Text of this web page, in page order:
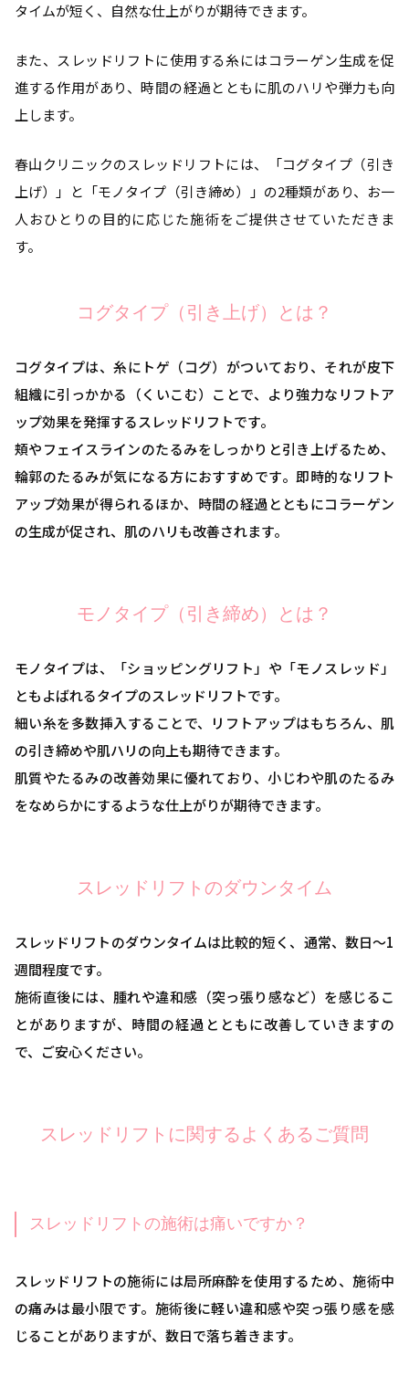
タイムが短く、自然な仕上がりが期待できます。
また、スレッドリフトに使用する糸にはコラーゲン生成を促
進する作用があり、時間の経過とともに肌のハリや弾力も向
上します。
春山クリニックのスレッドリフトには、「コグタイプ（引き
上げ）」と「モノタイプ（引き締め）」の2種類があり、お一
人おひとりの目的に応じた施術をご提供させていただきま
す。
コグタイプ（引き上げ）とは？
コグタイプは、糸にトゲ（コグ）がついており、それが皮下
組織に引っかかる（くいこむ）ことで、より強力なリフトア
ップ効果を発揮するスレッドリフトです。
頬やフェイスラインのたるみをしっかりと引き上げるため、
輪郭のたるみが気になる方におすすめです。即時的なリフト
アップ効果が得られるほか、時間の経過とともにコラーゲン
の生成が促され、肌のハリも改善されます。
モノタイプ（引き締め）とは？
モノタイプは、「ショッピングリフト」や「モノスレッド」
ともよばれるタイプのスレッドリフトです。
細い糸を多数挿入することで、リフトアップはもちろん、肌
の引き締めや肌ハリの向上も期待できます。
肌質やたるみの改善効果に優れており、小じわや肌のたるみ
をなめらかにするような仕上がりが期待できます。
スレッドリフトのダウンタイム
スレッドリフトのダウンタイムは比較的短く、通常、数日～1
週間程度です。
施術直後には、腫れや違和感（突っ張り感など）を感じるこ
とがありますが、時間の経過とともに改善していきますの
で、ご安心ください。
スレッドリフトに関するよくあるご質問
スレッドリフトの施術は痛いですか？
スレッドリフトの施術には局所麻酔を使用するため、施術中
の痛みは最小限です。施術後に軽い違和感や突っ張り感を感
じることがありますが、数日で落ち着きます。